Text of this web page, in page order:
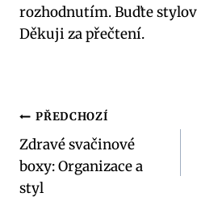
rozhodnutím. Buďte
Děkuji za přečtení.
Navigace
pro
příspěvek
PŘEDCHOZÍ
Zdravé svačinové
boxy: Organizace a
styl